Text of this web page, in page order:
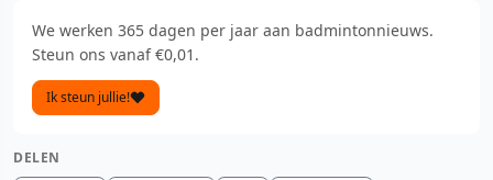
We werken 365 dagen per jaar aan badmintonnieuws.
Steun ons vanaf €0,01.
Ik steun jullie!
DELEN